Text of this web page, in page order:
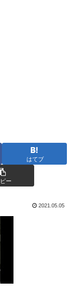
はてブ
ー
2021.05.05